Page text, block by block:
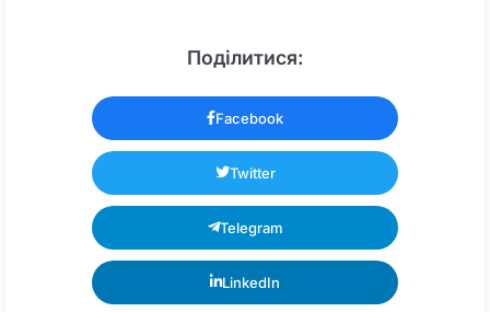
Поділитися:
Facebook
Twitter
Telegram
LinkedIn